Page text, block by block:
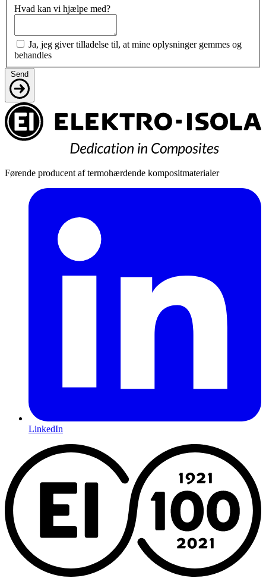
Hvad kan vi hjælpe med?
Ja, jeg giver tilladelse til, at mine oplysninger gemmes og
behandles
Send
Førende producent af termohærdende kompositmaterialer
LinkedIn